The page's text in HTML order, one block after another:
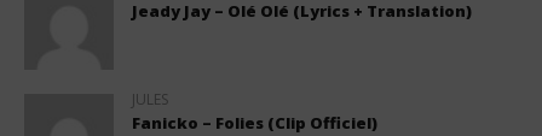
Jeady Jay – Olé Olé (Lyrics + Translation)
JULES
Fanicko – Folies (Clip Officiel)